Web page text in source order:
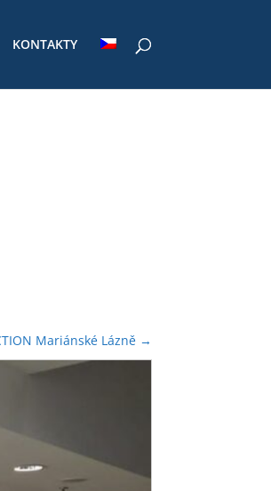
KONTAKTY
Mariánské Lázně→